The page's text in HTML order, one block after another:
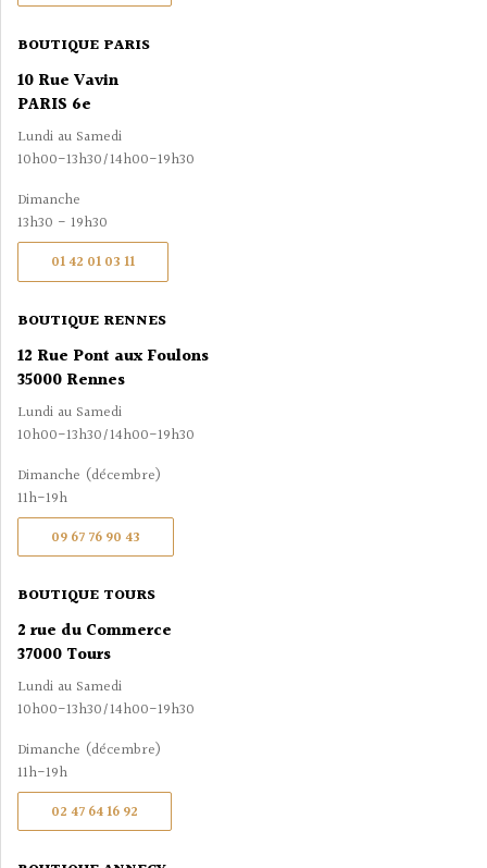
BOUTIQUE PARIS
10 Rue Vavin
PARIS 6e
Lundi au Samedi
10h00-13h30/14h00-19h30
Dimanche
13h30 - 19h30
01 42 01 03 11
BOUTIQUE RENNES
12 Rue Pont aux Foulons
35000 Rennes
Lundi au Samedi
10h00-13h30/14h00-19h30
Dimanche (décembre)
11h-19h
09 67 76 90 43
BOUTIQUE TOURS
2 rue du Commerce
37000 Tours
Lundi au Samedi
10h00-13h30/14h00-19h30
Dimanche (décembre)
11h-19h
02 47 64 16 92